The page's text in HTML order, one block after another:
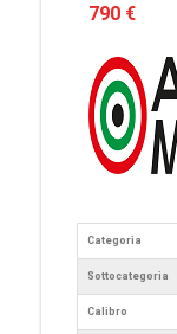
790 €
Categoria
Sottocategoria
Calibro